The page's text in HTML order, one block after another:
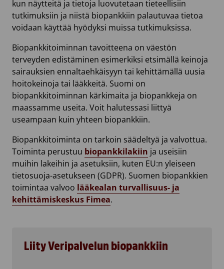
kun näytteitä ja tietoja luovutetaan tieteellisiin
tutkimuksiin ja niistä biopankkiin palautuvaa tietoa
voidaan käyttää hyödyksi muissa tutkimuksissa.
Biopankkitoiminnan tavoitteena on väestön
terveyden edistäminen esimerkiksi etsimällä keinoja
sairauksien ennaltaehkäisyyn tai kehittämällä uusia
hoitokeinoja tai lääkkeitä. Suomi on
biopankkitoiminnan kärkimaita ja biopankkeja on
maassamme useita. Voit halutessasi liittyä
useampaan kuin yhteen biopankkiin.
Biopankkitoiminta on tarkoin säädeltyä ja valvottua.
Toiminta perustuu biopankkilakiin ja useisiin
muihin lakeihin ja asetuksiin, kuten EU:n yleiseen
tietosuoja-asetukseen (GDPR). Suomen biopankkien
toimintaa valvoo lääkealan turvallisuus- ja
kehittämiskeskus Fimea.
Liity Veripalvelun biopankkiin